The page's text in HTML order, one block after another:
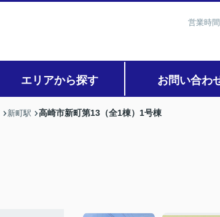
営業時
エリアから探す お問い合わ
新町駅 高崎市新町第13（全1棟）1号棟